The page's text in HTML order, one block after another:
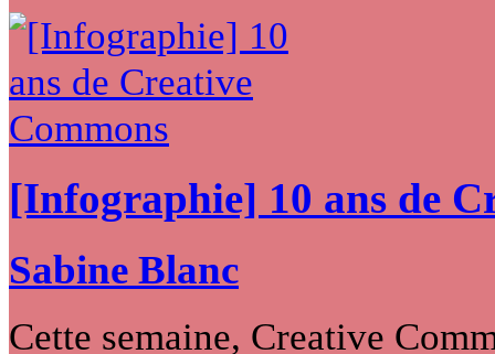
[Infographie] 10 ans de
Sabine Blanc
Cette semaine, Creative